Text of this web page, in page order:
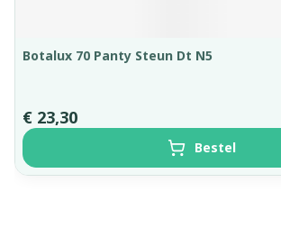
Botalux 70 Panty Steun Dt N5
€ 23,30
Bestel